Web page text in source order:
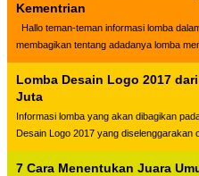
Kementrian
Hallo teman-teman informasi lomba
membagikan tentang adadanya lomba
Lomba Desain Logo 2017
Juta
Informasi lomba yang akan dibagikan
Desain Logo 2017 yang diselenggarakan
7 Cara Menentukan Juara